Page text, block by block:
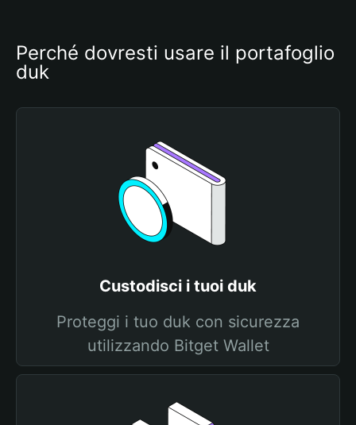
Perché dovresti usare il portafoglio
duk
Custodisci i tuoi duk
Proteggi i tuo duk con sicurezza
utilizzando Bitget Wallet